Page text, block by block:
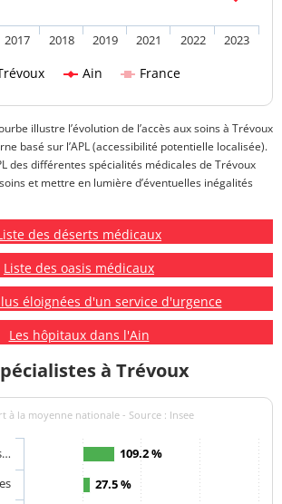
Ain France
2017 2018 2019 2021 2022 2023
illustre l’évolution de l’accès aux soins à Trévoux
basé sur l’APL (accessibilité potentielle localisée).
des différentes spécialités médicales de Trévoux
et mettre en lumière d’éventuelles inégalités
des déserts médicaux
Liste des oasis médicaux
éloignées d'un service d'urgence
Les hôpitaux dans l'Ain
à Trévoux
à la moyenne nationale - Source : Insee
109.2 %
27.5 %